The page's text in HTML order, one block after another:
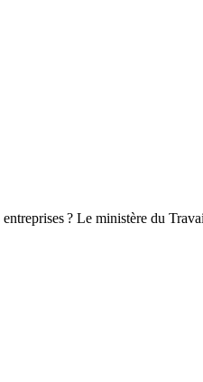
? Le ministère du